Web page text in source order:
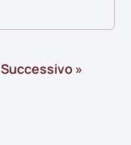
Successivo »